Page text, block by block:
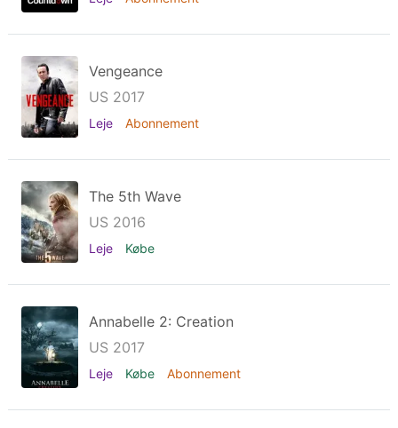
Vengeance
US 2017
Leje Abonnement
The 5th Wave
US 2016
Leje Købe
Annabelle 2: Creation
US 2017
Leje Købe Abonnement